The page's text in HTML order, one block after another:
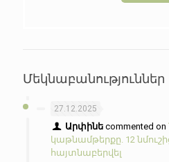
Մեկնաբանություններ
27.12.2025
Արփինե commented on
կաթնամթերքը. 12
հայտնաբերվել